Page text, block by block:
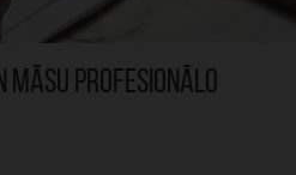
māsu profesionālo